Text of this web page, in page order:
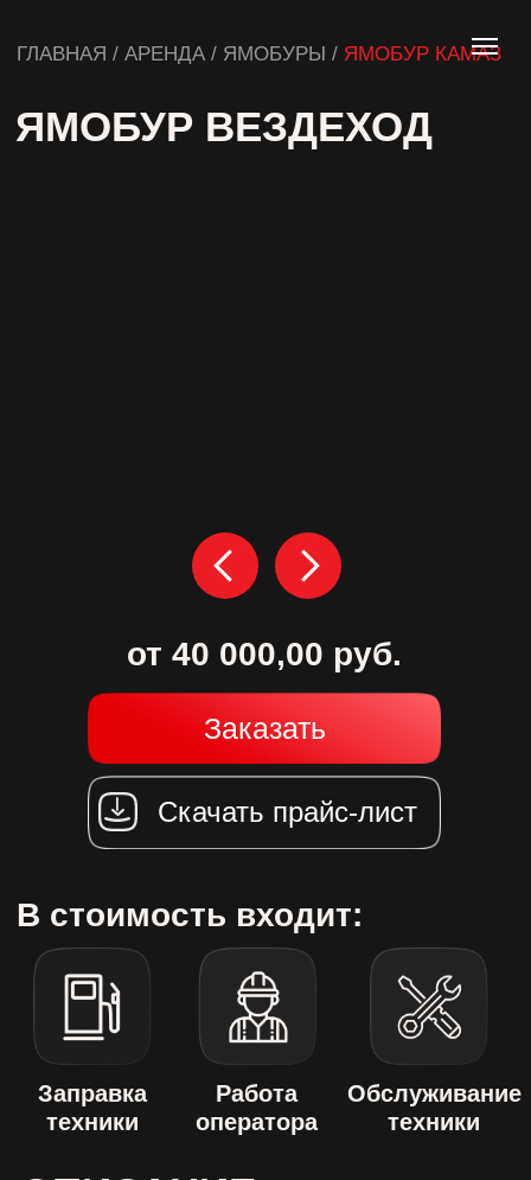
Скачать прайс-лист
ОПИСАНИЕ:
Ямобур вездеход – это буровой и
грузовой автомобиль.
Он отличается от остальных своей
высокой проходимостью.
Вся спецтехника предоставляется с
опытными квалифицированными
водителями-операторами
Цена аренды указана с учетом
В стоимость входит:
Заправка
техники
Обслуживание
техники
Работа
оператора